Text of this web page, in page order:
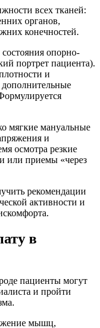
всех тканей:
органов,
конечностей.
опорно-
портрет пациента).
и
мягкие мануальные
и
осмотра резкие
или приемы «через
рекомендации
активности и
в
пациенты могут
и пройти
мышц,